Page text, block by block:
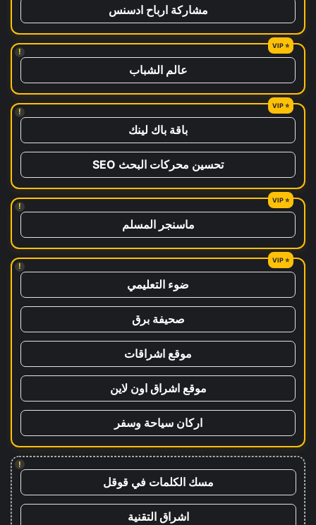
مشاركة ارباح ادسنس
!
عالم الشباب
!
باقة باك لينك
تحسين محركات البحث SEO
!
ماسنجر المسلم
!
ضوء التعليمي
صحيفة برق
موقع اشراقات
موقع اشراق اون لاين
اركان سياحة وسفر
!
مسك الكلمات في قوقل
اشراق التقنية